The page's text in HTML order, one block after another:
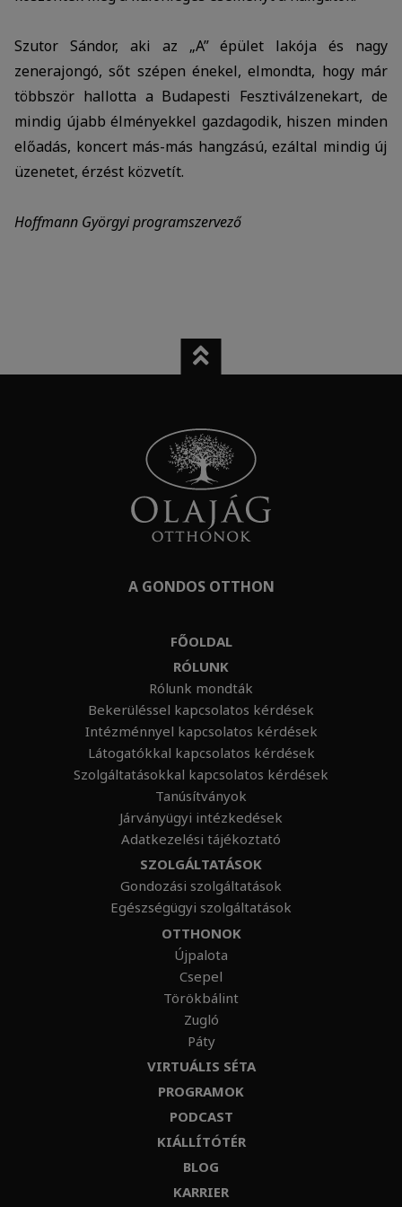
Szutor Sándor, aki az „A” épület lakója és nagy
zenerajongó, sőt szépen énekel, elmondta, hogy már
többször hallotta a Budapesti Fesztiválzenekart, de
mindig újabb élményekkel gazdagodik, hiszen minden
előadás, koncert más-más hangzású, ezáltal mindig új
üzenetet, érzést közvetít.
Hoffmann Györgyi programszervező
A GONDOS OTTHON
FŐOLDAL
RÓLUNK
Rólunk mondták
Bekerüléssel kapcsolatos kérdések
Intézménnyel kapcsolatos kérdések
Látogatókkal kapcsolatos kérdések
Szolgáltatásokkal kapcsolatos kérdések
Tanúsítványok
Járványügyi intézkedések
Adatkezelési tájékoztató
SZOLGÁLTATÁSOK
Gondozási szolgáltatások
Egészségügyi szolgáltatások
OTTHONOK
Újpalota
Csepel
Törökbálint
Zugló
Páty
VIRTUÁLIS SÉTA
PROGRAMOK
PODCAST
KIÁLLÍTÓTÉR
BLOG
KARRIER